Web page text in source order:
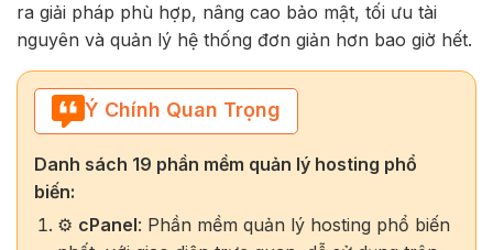
ra giải pháp phù hợp, nâng cao bảo mật, tối ưu tài
nguyên và quản lý hệ thống đơn giản hơn bao giờ hết.
Ý Chính Quan Trọng
Danh sách 19 phần mềm quản lý hosting phổ
biến:
⚙️ cPanel: Phần mềm quản lý hosting phổ biến